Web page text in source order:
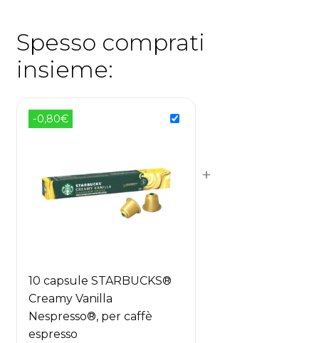
Spesso comprati
insieme:
-0,80€
10 capsule STARBUCKS®
Creamy Vanilla
Nespresso®, per caffè
espresso
+